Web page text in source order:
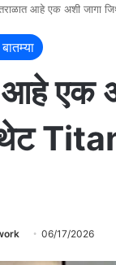
आहे एक अशी जागा
एक
थेट
06/17/2026